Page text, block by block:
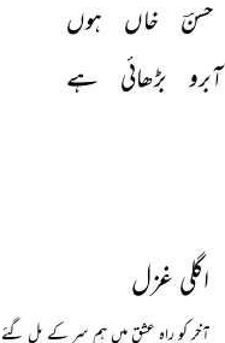
حسنؔ خاں
ہوں
آبرو بڑھائی ہے
اگلی غزل
آخر کو راہ عشق میں ہم سر کے بل گئے